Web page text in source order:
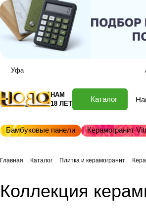
Уфа
НАМ
18 ЛЕТ
Каталог
Бамбуковые панели Керамогранит
Главная Каталог Плитка и керамогранит
Коллекция